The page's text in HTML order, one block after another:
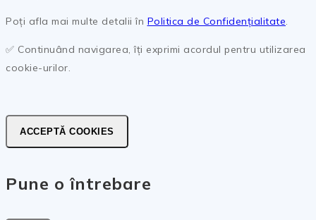
Poți afla mai multe detalii în Politica de Confidențialitate.
✅ Continuând navigarea, îți exprimi acordul pentru utilizarea
cookie-urilor.
ACCEPTĂ COOKIES
Pune o întrebare